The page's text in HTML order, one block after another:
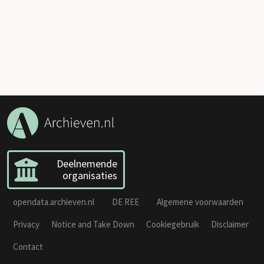
Deelnemende
organisaties
opendata.archieven.nl DE REE
Algemene voorwaarden
Privacy
Notice and Take Down Cookiegebruik
Disclaimer
Contact